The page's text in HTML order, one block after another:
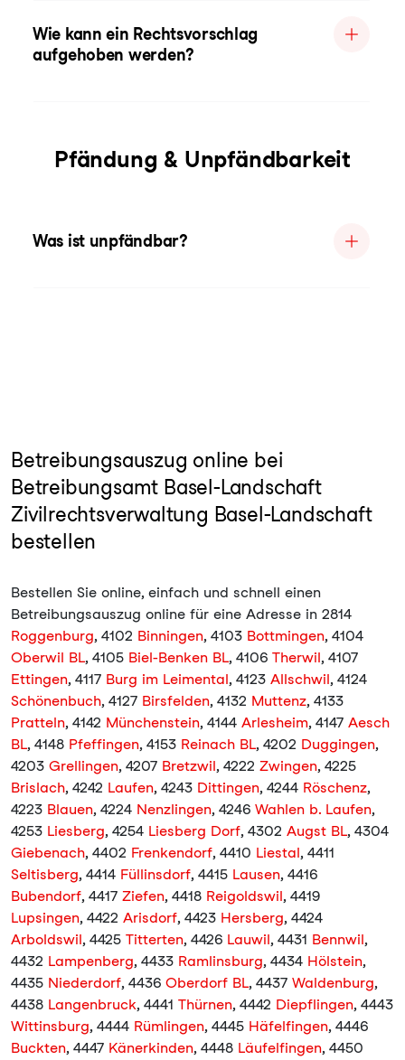
Wie kann ein Rechtsvorschlag
aufgehoben werden?
Pfändung & Unpfändbarkeit
Was ist unpfändbar?
Betreibungsauszug online bei
Betreibungsamt Basel-Landschaft
Zivilrechtsverwaltung Basel-Landschaft
bestellen
Bestellen Sie online, einfach und schnell einen
Betreibungsauszug online für eine Adresse in 2814
Roggenburg, 4102 Binningen, 4103 Bottmingen, 4104
Oberwil BL, 4105 Biel-Benken BL, 4106 Therwil, 4107
Ettingen, 4117 Burg im Leimental, 4123 Allschwil, 4124
Schönenbuch, 4127 Birsfelden, 4132 Muttenz, 4133
Pratteln, 4142 Münchenstein, 4144 Arlesheim, 4147 Aesch
BL, 4148 Pfeffingen, 4153 Reinach BL, 4202 Duggingen,
4203 Grellingen, 4207 Bretzwil, 4222 Zwingen, 4225
Brislach, 4242 Laufen, 4243 Dittingen, 4244 Röschenz,
4223 Blauen, 4224 Nenzlingen, 4246 Wahlen b. Laufen,
4253 Liesberg, 4254 Liesberg Dorf, 4302 Augst BL, 4304
Giebenach, 4402 Frenkendorf, 4410 Liestal, 4411
Seltisberg, 4414 Füllinsdorf, 4415 Lausen, 4416
Bubendorf, 4417 Ziefen, 4418 Reigoldswil, 4419
Lupsingen, 4422 Arisdorf, 4423 Hersberg, 4424
Arboldswil, 4425 Titterten, 4426 Lauwil, 4431 Bennwil,
4432 Lampenberg, 4433 Ramlinsburg, 4434 Hölstein,
4435 Niederdorf, 4436 Oberdorf BL, 4437 Waldenburg,
4438 Langenbruck, 4441 Thürnen, 4442 Diepflingen, 4443
Wittinsburg, 4444 Rümlingen, 4445 Häfelfingen, 4446
Buckten, 4447 Känerkinden, 4448 Läufelfingen, 4450